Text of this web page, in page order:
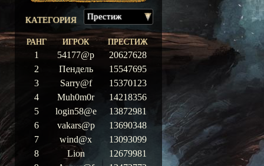
КАТЕГОРИЯ Престиж
РАНГ ИГРОК ПРЕСТИЖ
1 54177@p
20627628
2
Пендель
15547695
3
Sarry@f
15370123
4
Muh0m0r
14218356
5
login58@e
13872981
6
vakars@p
13690348
7
wind@x
13093099
8
Lion
12679981